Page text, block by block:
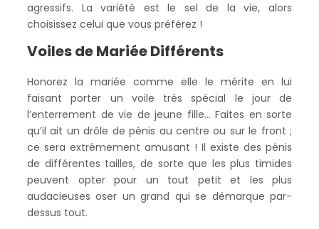
agressifs. La variété est le sel de la vie, alors
choisissez celui que vous préférez !
Voiles de Mariée Différents
Honorez la mariée comme elle le mérite en lui
faisant porter un voile très spécial le jour de
l’enterrement de vie de jeune fille… Faites en sorte
qu’il ait un drôle de pénis au centre ou sur le front ;
ce sera extrêmement amusant ! Il existe des pénis
de différentes tailles, de sorte que les plus timides
peuvent opter pour un tout petit et les plus
audacieuses oser un grand qui se démarque par-
dessus tout.